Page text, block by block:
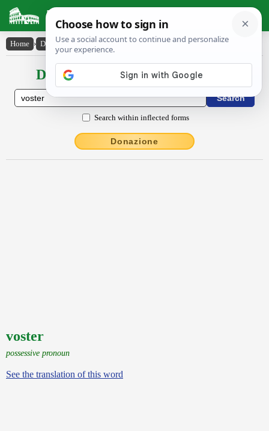
Latin Dictionary
Home › Declensions / Conjugations › voster
Declensions / Conjugations latin
Search within inflected forms
Donazione
voster
possessive pronoun
See the translation of this word